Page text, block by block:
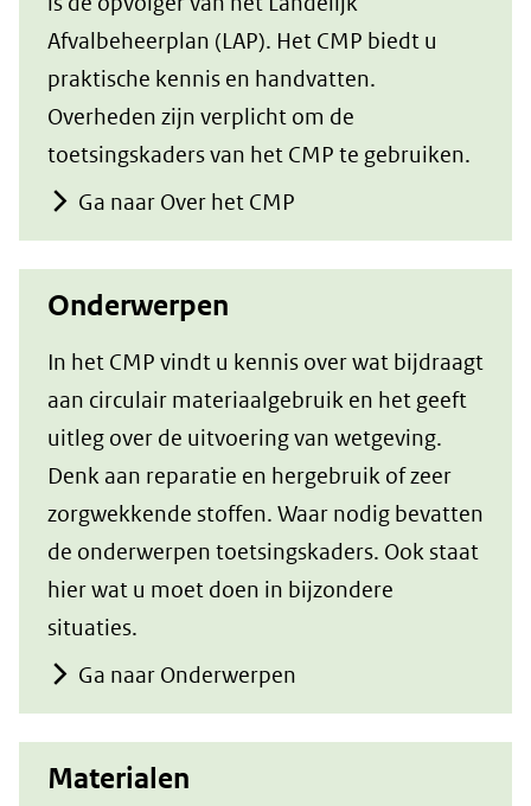
Afvalbeheerplan (LAP). Het CMP biedt u
praktische kennis en handvatten.
Overheden zijn verplicht om de
toetsingskaders van het CMP te gebruiken.
Ga naar Over het CMP
Onderwerpen
In het CMP vindt u kennis over wat bijdraagt
aan circulair materiaalgebruik en het geeft
uitleg over de uitvoering van wetgeving.
Denk aan reparatie en hergebruik of zeer
zorgwekkende stoffen. Waar nodig bevatten
de onderwerpen toetsingskaders. Ook staat
hier wat u moet doen in bijzondere
situaties.
Ga naar Onderwerpen
Materialen